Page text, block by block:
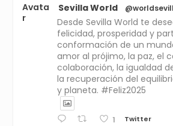
Avata
r
Sevilla World
Desde Sevilla World te
felicidad, prosperidad y
conformación de un
amor al prójimo, la paz, el
colaboración, la igualdad
la recuperación del
y planeta. #Feliz2025
1 Twitter